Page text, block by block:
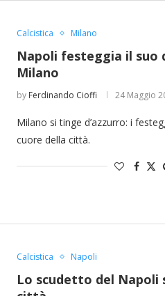
Calcistica Milano
Napoli festeggia il suo
Milano
by Ferdinando Cioffi 24 Maggio
Milano si tinge d’azzurro: i
cuore della città.
Calcistica Napoli
Lo scudetto del
3 Agosto 2026